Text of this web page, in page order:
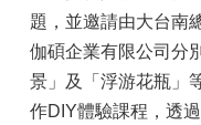
題，並邀請由大台南
伽碩企業有限公司分
景」及「浮游花瓶」
作DIY體驗課程，透